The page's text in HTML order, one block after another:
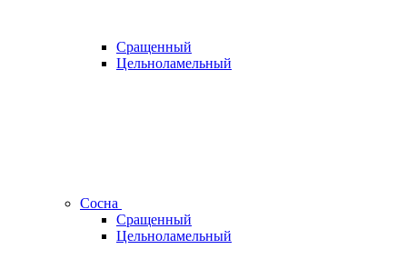
Сращенный
Цельноламельный
Сосна
Сращенный
Цельноламельный